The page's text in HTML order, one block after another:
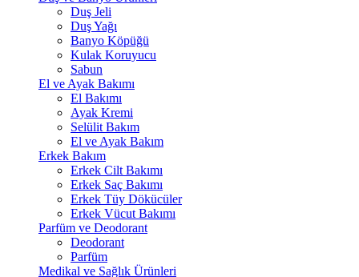
Duş Jeli
Duş Yağı
Banyo Köpüğü
Kulak Koruyucu
Sabun
El ve Ayak Bakımı
El Bakımı
Ayak Kremi
Selülit Bakım
El ve Ayak Bakım
Erkek Bakım
Erkek Cilt Bakımı
Erkek Saç Bakımı
Erkek Tüy Dökücüler
Erkek Vücut Bakımı
Parfüm ve Deodorant
Deodorant
Parfüm
Medikal ve Sağlık Ürünleri